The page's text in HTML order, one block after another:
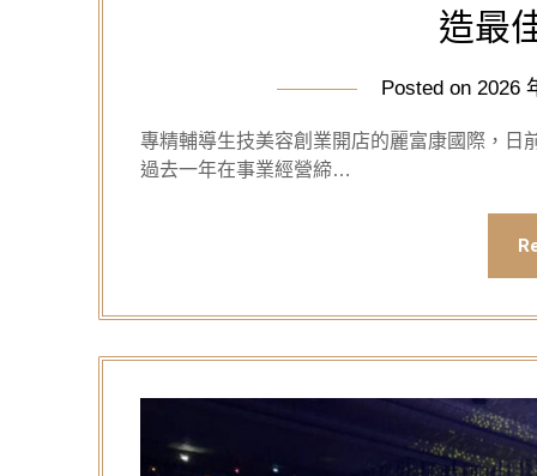
造最
Posted on 2026
專精輔導生技美容創業開店的麗富康國際，日
過去一年在事業經營締…